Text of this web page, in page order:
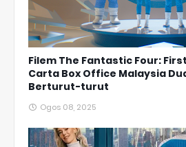
Filem The Fantastic Four:
Carta Box Office Malaysia
Berturut-turut
Ogos 08, 2025